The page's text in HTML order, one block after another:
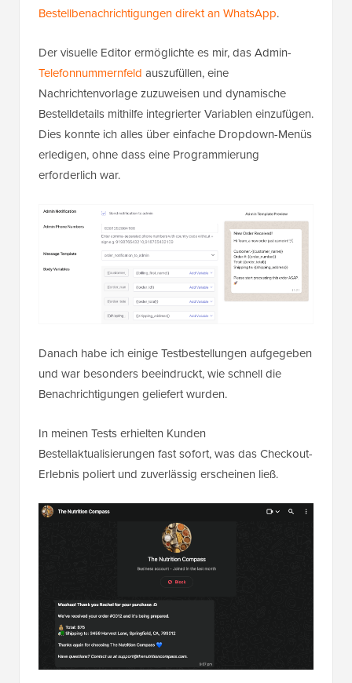
Bestellbenachrichtigungen direkt an WhatsApp.
Der visuelle Editor ermöglichte es mir, das Admin-
Telefonnummernfeld auszufüllen, eine
Nachrichtenvorlage zuzuweisen und dynamische
Bestelldetails mithilfe integrierter Variablen einzufügen.
Dies konnte ich alles über einfache Dropdown-Menüs
erledigen, ohne dass eine Programmierung
erforderlich war.
Danach habe ich einige Testbestellungen aufgegeben
und war besonders beeindruckt, wie schnell die
Benachrichtigungen geliefert wurden.
In meinen Tests erhielten Kunden
Bestellaktualisierungen fast sofort, was das Checkout-
Erlebnis poliert und zuverlässig erscheinen ließ.